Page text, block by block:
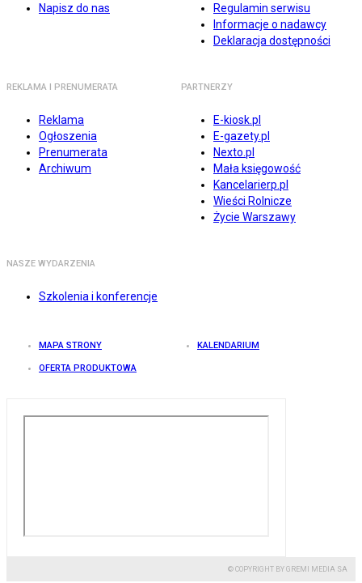
Napisz do nas
Regulamin serwisu
Informacje o nadawcy
Deklaracja dostępności
REKLAMA I PRENUMERATA
Reklama
Ogłoszenia
Prenumerata
Archiwum
PARTNERZY
E-kiosk.pl
E-gazety.pl
Nexto.pl
Mała księgowość
Kancelarierp.pl
Wieści Rolnicze
Życie Warszawy
NASZE WYDARZENIA
Szkolenia i konferencje
MAPA STRONY KALENDARIUM
OFERTA PRODUKTOWA
© COPYRIGHT BY GREMI MEDIA SA